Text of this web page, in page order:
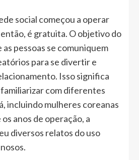
social começou a operar
é gratuita. O objetivo do
pessoas se comuniquem
para se divertir e
Isso significa
com diferentes
incluindo mulheres coreanas
anos de operação, a
diversos relatos do uso